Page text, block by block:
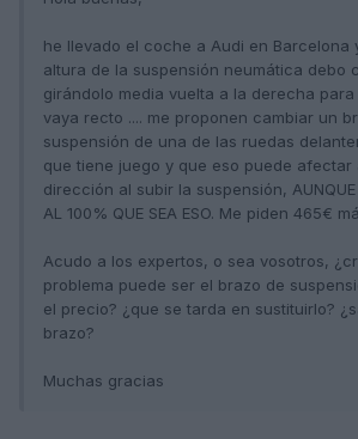
he llevado el coche a Audi en Barcelona
altura de la suspensión neumática debo
girándolo media vuelta a la derecha
vaya recto .... me proponen cambiar un
suspensión de una de las ruedas
que tiene juego y que eso puede afectar
dirección al subir la suspensión, AUNQUE
AL 100% QUE SEA ESO. Me piden 465€
Acudo a los expertos, o sea vosotros,
problema puede ser el brazo de
el precio? ¿que se tarda en sustituirlo?
brazo?
Muchas gracias